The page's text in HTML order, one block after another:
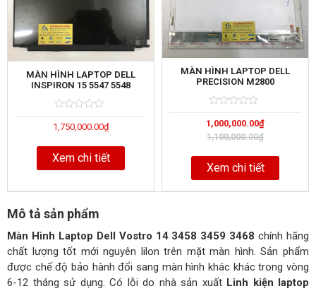
MÀN HÌNH LAPTOP DELL
INSPIRON 15 5547 5548
0
of
1,750,000.00₫
Xem chi tiết
MÀN HÌNH LAPTOP DELL
PRECISION M2800
0
out
of
1,100,000.00₫
1,000,000.00₫
Xem chi tiết
Mô tả sản phẩm
Màn Hình Laptop Dell Vostro 14 3458 3459 3468 chính hãng
chất lượng tốt mới nguyên lilon trên mặt màn hình. Sản phẩm
được chế độ bảo hành đổi sang màn hình khác khác trong vòng
6-12 tháng sử dụng. Có lỗi do nhà sản xuất Linh kiện laptop